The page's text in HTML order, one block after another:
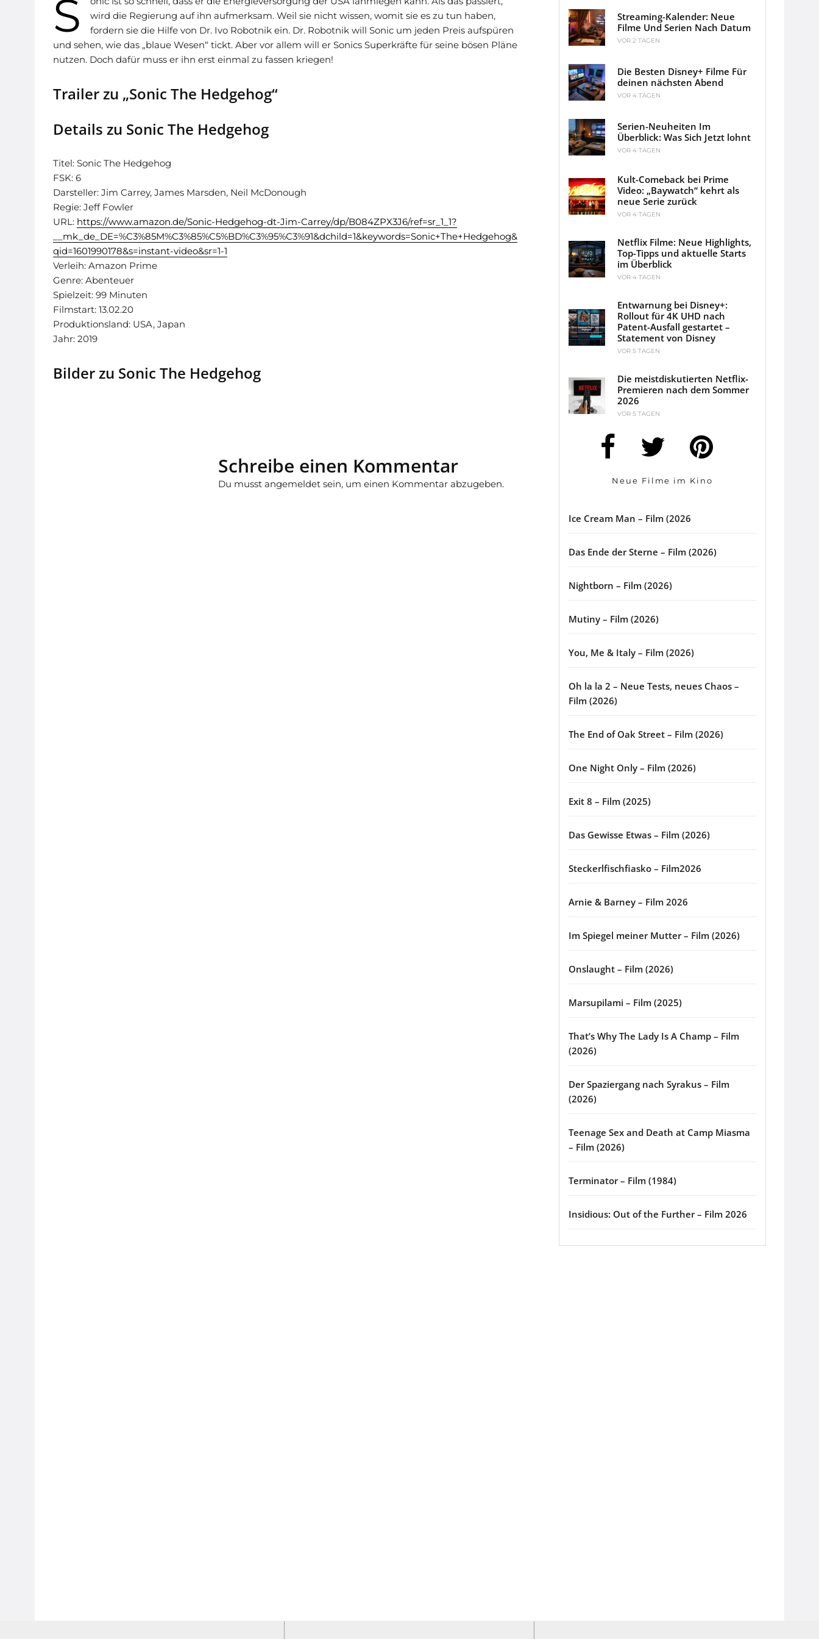
S
wird die Regierung auf ihn aufmerksam. Weil sie nicht wissen, womit sie es zu tun haben,
fordern sie die Hilfe von Dr. Ivo Robotnik ein. Dr. Robotnik will Sonic um jeden Preis aufspüren
und sehen, wie das „blaue Wesen“ tickt. Aber vor allem will er Sonics Superkräfte für seine bösen Pläne
nutzen. Doch dafür muss er ihn erst einmal zu fassen kriegen!
Trailer zu „Sonic The Hedgehog“
Details zu Sonic The Hedgehog
Titel: Sonic The Hedgehog
FSK: 6
Darsteller: Jim Carrey, James Marsden, Neil McDonough
Regie: Jeff Fowler
URL: https://www.amazon.de/Sonic-Hedgehog-dt-Jim-Carrey/dp/B084ZPX3J6/ref=sr_1_1?
__mk_de_DE=%C3%85M%C3%85%C5%BD%C3%95%C3%91&dchild=1&keywords=Sonic+The+Hedgehog&
qid=1601990178&s=instant-video&sr=1-1
Verleih: Amazon Prime
Genre: Abenteuer
Spielzeit: 99 Minuten
Filmstart: 13.02.20
Produktionsland: USA, Japan
Jahr: 2019
Bilder zu Sonic The Hedgehog
Schreibe einen Kommentar
Du musstangemeldet sein, um einen Kommentar abzugeben.
Streaming-Kalender: Neue
Filme Und Serien Nach Datum
VOR 2 TAGEN
Die Besten Disney+ Filme Für
deinen nächsten Abend
VOR 4 TAGEN
Serien-Neuheiten Im
Überblick: Was Sich Jetzt lohnt
VOR 4 TAGEN
Kult-Comeback bei Prime
Video: „Baywatch“ kehrt als
neue Serie zurück
VOR 4 TAGEN
Netflix Filme: Neue Highlights,
Top-Tipps und aktuelle Starts
im Überblick
VOR 4 TAGEN
Entwarnung bei Disney+:
Rollout für 4K UHD nach
Patent-Ausfall gestartet –
Statement von Disney
VOR 5 TAGEN
Die meistdiskutierten Netflix-
Premieren nach dem Sommer
2026
VOR 5 TAGEN
Neue Filme im Kino
Ice Cream Man – Film (2026
Das Ende der Sterne – Film (2026)
Nightborn – Film (2026)
Mutiny – Film (2026)
You, Me & Italy – Film (2026)
Oh la la 2 – Neue Tests, neues Chaos –
Film (2026)
The End of Oak Street – Film (2026)
One Night Only – Film (2026)
Exit 8 – Film (2025)
Das Gewisse Etwas – Film (2026)
Steckerlfischfiasko – Film2026
Arnie & Barney – Film 2026
Im Spiegel meiner Mutter – Film (2026)
Onslaught – Film (2026)
Marsupilami – Film (2025)
That’s Why The Lady Is A Champ – Film
(2026)
Der Spaziergang nach Syrakus – Film
(2026)
Teenage Sex and Death at Camp Miasma
– Film (2026)
Terminator – Film (1984)
Insidious: Out of the Further – Film 2026